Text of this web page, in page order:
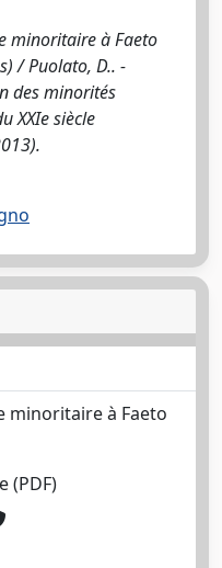
minoritaire à Faeto
/ Puolato, D.. -
des minorités
XXIe siècle
minoritaire à Faeto
(PDF)